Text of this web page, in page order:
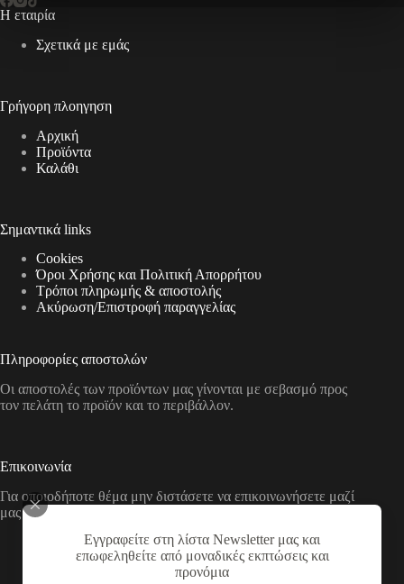
Εγγραφείτε στη λίστα Newsletter μας και
επωφεληθείτε από μοναδικές εκπτώσεις και
προνόμια
Η εταιρία
Σχετικά με εμάς
Γρήγορη πλοηγηση
Αρχική
Προϊόντα
Καλάθι
Σημαντικά links
Cookies
Όροι Χρήσης και Πολιτική Απορρήτου
Τρόποι πληρωμής & αποστολής
Aκύρωση/Επιστροφή παραγγελίας
Πληροφορίες αποστολών
Οι αποστολές των προϊόντων μας γίνονται με σεβασμό προς
τον πελάτη το προϊόν και το περιβάλλον.
Επικοινωνία
Για οποιοδήποτε θέμα μην διστάσετε να επικοινωνήσετε μαζί
μας με τους παρακάτω τρόπους
Διεύθυνση:
Νικολάου Χάσου 19, ΤΚ 53100, Φλώρινα,